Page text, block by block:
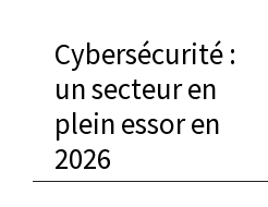
Cybersécurité :
un secteur en
plein essor en
2026